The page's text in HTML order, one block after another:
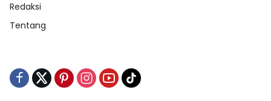
Redaksi
Tentang